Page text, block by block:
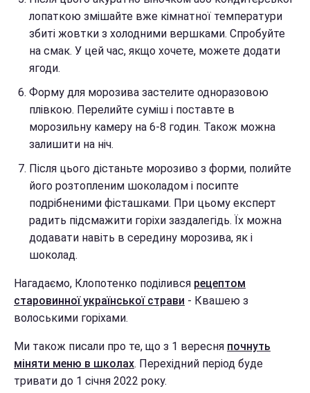
лопаткою змішайте вже кімнатної температури
збиті жовтки з холодними вершками. Спробуйте
на смак. У цей час, якщо хочете, можете додати
ягоди.
Форму для морозива застелите одноразовою
плівкою. Перелийте суміш і поставте в
морозильну камеру на 6-8 годин. Також можна
залишити на ніч.
Після цього дістаньте морозиво з форми, полийте
його розтопленим шоколадом і посипте
подрібненими фісташками. При цьому експерт
радить підсмажити горіхи заздалегідь. Їх можна
додавати навіть в середину морозива, як і
шоколад.
Нагадаємо, Клопотенко поділився рецептом
старовинної української страви - Квашею з
волоськими горіхами.
Ми також писали про те, що з 1 вересня почнуть
міняти меню в школах. Перехідний період буде
тривати до 1 січня 2022 року.